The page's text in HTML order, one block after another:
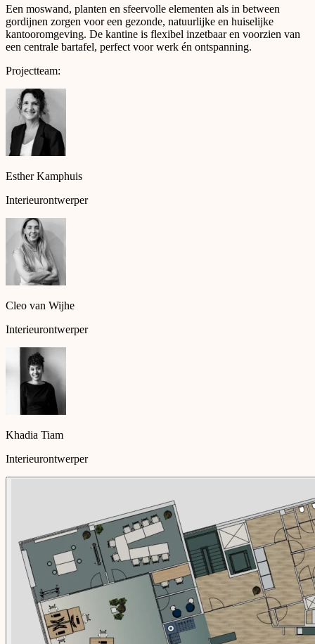
Een moswand, planten en sfeervolle elementen als in between
gordijnen zorgen voor een gezonde, natuurlijke en huiselijke
kantooromgeving. De kantine is flexibel inzetbaar en voorzien van
een centrale bartafel, perfect voor werk én ontspanning.
Projectteam:
Esther Kamphuis
Interieurontwerper
Cleo van Wijhe
Interieurontwerper
Khadia Tiam
Interieurontwerper